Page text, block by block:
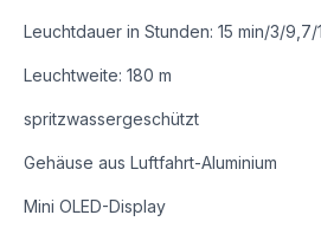
Leuchtdauer in Stunden: 15 min/3/9,7/
Leuchtweite: 180 m
spritzwassergeschützt
Gehäuse aus Luftfahrt-Aluminium
Mini OLED-Display